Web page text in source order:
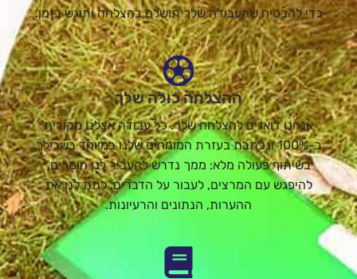
כדי להבטיח שהעבודה שלך תושלם בהצלחה ותוגש בזמן.
ההצלחה כולה שלך
אנחנו דואגים להצלחה שלך. כל עבודה אצלנו מקורית
ב-100% ונכתבת בעזרת המומחים שלנו במיוחד בשבילך
בשיתוף פעולה מלא: ממך נדרש להעביר לנו חומרים,
להיפגש עם המרצים, לעבור על הדברים, לתת לנו את
ההערות, הנתונים והרעיונות.